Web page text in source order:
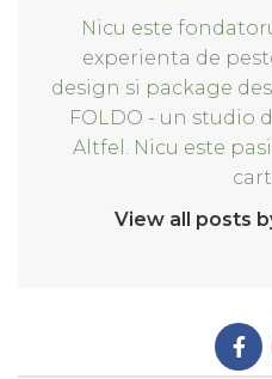
Nicu este
experienta de
design si package
FOLDO - un studio
Altfel. Nicu este
View all posts